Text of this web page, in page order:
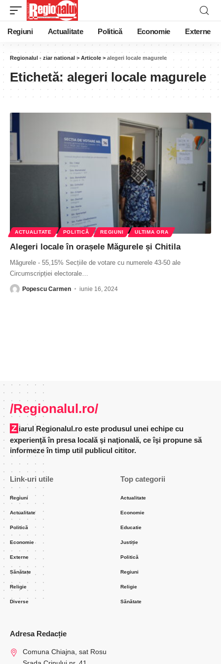
Regiuni Actualitate Politică Economie Externe
Regionalul - ziar national > Articole > alegeri locale magurele
Etichetă: alegeri locale magurele
ACTUALITATE POLITICĂ REGIUNI ULTIMA ORA
Alegeri locale în orașele Măgurele și Chitila
Măgurele - 55,15% Secțiile de votare cu numerele 43-50 ale
Circumscripției electorale
Popescu Carmen iunie 16, 2024
/Regionalul.ro/
Ziarul Regionalul.ro este produsul unei echipe cu
experienţă în presa locală şi naţională, ce îşi propune să
informeze în timp util publicul cititor.
Link-uri utile
Regiuni
Actualitate
Politică
Economie
Externe
Sănătate
Religie
Diverse
Top categorii
Actualitate
Economie
Educatie
Justiție
Politică
Regiuni
Religie
Sănătate
Adresa Redacție
Comuna Chiajna, sat Rosu